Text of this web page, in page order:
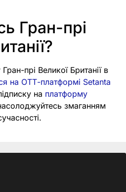
Гран-прі
прі Великої Британії в
на ОТТ-платформі Setanta
на платформу
змаганням